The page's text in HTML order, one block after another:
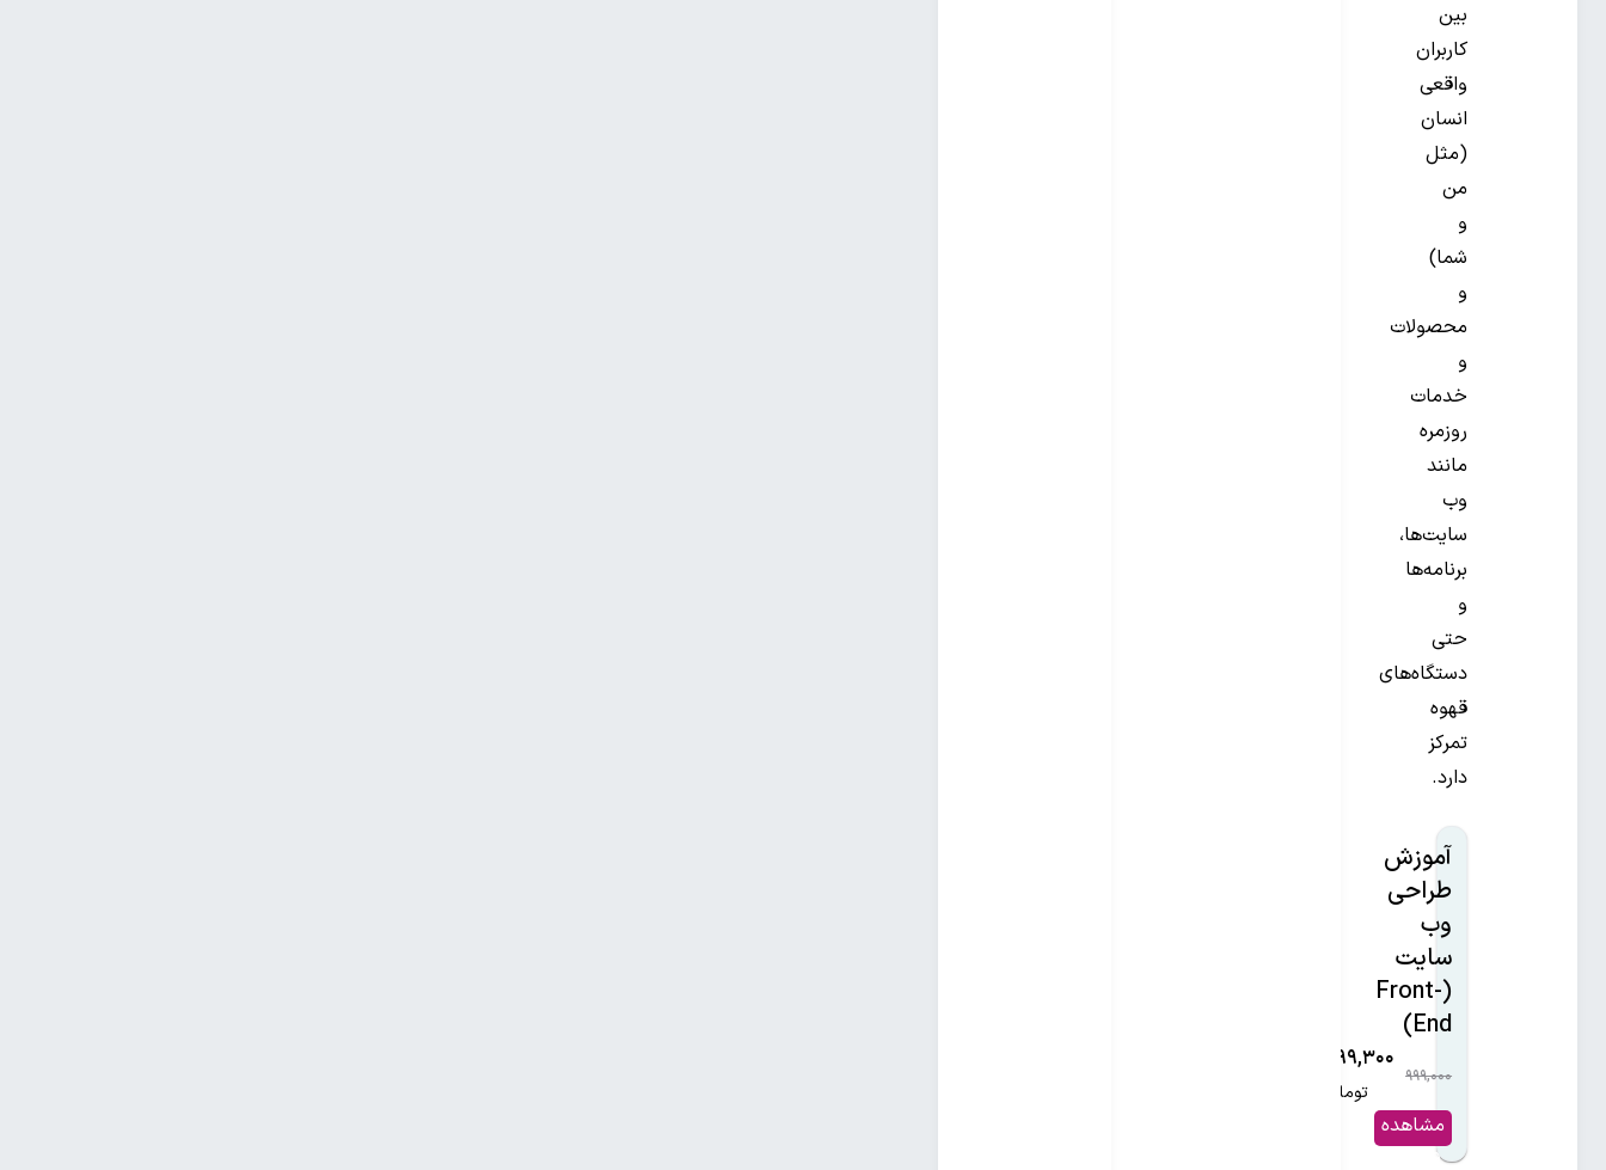
بین
کاربران
واقعی
انسان
(مثل
من
و
شما)
و
محصولات
و
خدمات
روزمره
مانند
وب
سایت‌ها،
برنامه‌ها
و
حتی
دستگاه‌های
قهوه
تمرکز
دارد.
آموزش
طراحی
وب
سایت
(Front-
End)
۹۹۹,۰۰۰
۶۹۹,۳۰۰
تومان
مشاهده
و خرید